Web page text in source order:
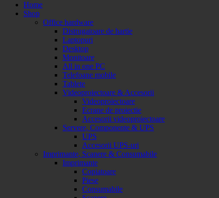
Home
Shop
Office hardware
Distrugatoare de hartie
Laptopuri
Desktop
Monitoare
All in one PC
Telefoane mobile
Tablete
Videoproiectoare & Accesorii
Videoproiectoare
Ecrane de proiectie
Accesorii videoproiectoare
Servere, Componente & UPS
UPS
Accesorii UPS-uri
Imprimante, Scanere & Consumabile
Imprimante
Copiatoare
Piese
Consumabile